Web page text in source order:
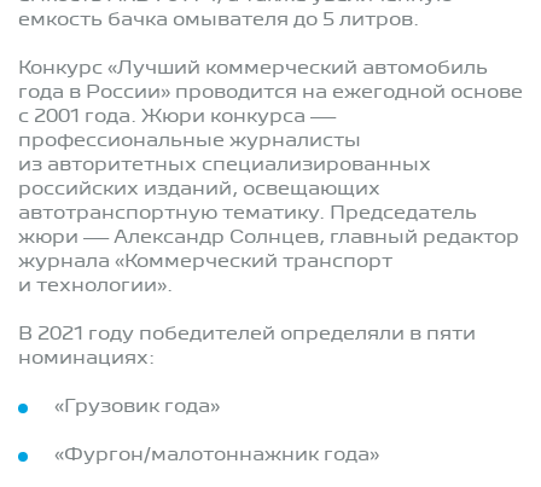
емкость бачка омывателя до 5 литров.
Конкурс «Лучший коммерческий автомобиль
года в России» проводится на ежегодной основе
с 2001 года. Жюри конкурса —
профессиональные журналисты
из авторитетных специализированных
российских изданий, освещающих
автотранспортную тематику. Председатель
жюри — Александр Солнцев, главный редактор
журнала «Коммерческий транспорт
и технологии».
В 2021 году победителей определяли в пяти
номинациях:
«Грузовик года»
«Фургон/малотоннажник года»